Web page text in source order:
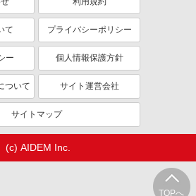
日勤務の場合「220,500円」※月収例は一
。
武百貨店 池袋店
詳細を見る
スタッフ/tkOR41702a
売
【月収例】時給1500円×7.5h×15日
円（週3日想定） ＋残業代（時給×1.25
キルにより多少異なります。
京都豊島区西池袋1丁目11番1号 ルミネ池
TOPへ
て プライバシーポリシー
ー 個人情報保護方針
ついて サイト運営会社
サイトマップ
(c) AIDEM Inc.